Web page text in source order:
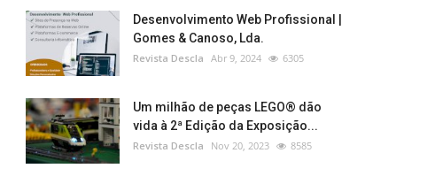
Desenvolvimento Web Profissional |
Gomes & Canoso, Lda.
Revista Descla Abr 9, 2024 6305
Um milhão de peças LEGO® dão
vida à 2ª Edição da Exposição...
Revista Descla Nov 20, 2023 8585